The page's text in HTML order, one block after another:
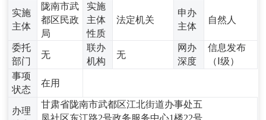
实施
主体
陇南市武
都区民政
局
实施
主体
性质
法定机关
申办
主体
自然人
委托
部门
无
联办
机构
无
网办
深度
信息发布
（Ⅰ级）
事项
状态
在用
办理
甘肃省陇南市武都区江北街道办事处五
凤社区东江路2号政务服务中心1楼22号